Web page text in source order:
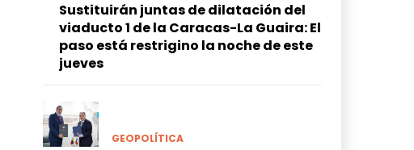
Sustituirán juntas de dilatación del
viaducto 1 de la Caracas-La Guaira: El
paso está restrigino la noche de este
jueves
GEOPOLÍTICA